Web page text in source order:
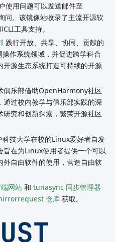
使用问题可以发送邮件至
问。该镜像站收录了主流开源软
工具支持。
践行开放、共享、协同、贡献的
作系统领域，并促进跨学科合
源生态系统打造可持续的开源
乐部借助OpenHarmony社区
过校内教学与俱乐部实践的深
究和创新探索，繁荣开源社区
科技大学在校的Linux爱好者自发
在为Linux使用者提供一个可以
自由软件的使用，营造自由软
网站 和 tunasync 同步管理器
仓库 获取。